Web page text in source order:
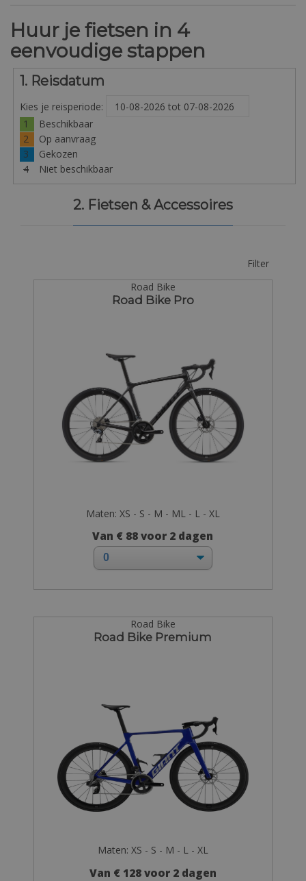
Huur je fietsen in 4
eenvoudige stappen
1. Reisdatum
Kies je reisperiode:
1
Beschikbaar
2
Op aanvraag
3
Gekozen
4
Niet beschikbaar
2. Fietsen & Accessoires
Filter
Road Bike
Road Bike Pro
Maten: XS - S - M - ML - L - XL
Van € 88 voor 2 dagen
Road Bike
Road Bike Premium
Maten: XS - S - M - L - XL
Van € 128 voor 2 dagen